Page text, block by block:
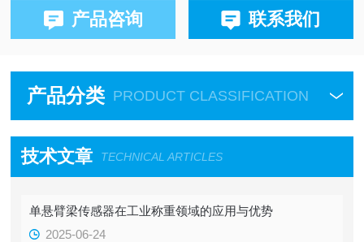
产品咨询 联系我们
产品分类 PRODUCT CLASSIFICATION
技术文章 TECHNICAL ARTICLES
单悬臂梁传感器在工业称重领域的应用与优势
2025-06-24